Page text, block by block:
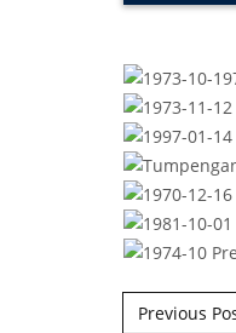
Post
Previous